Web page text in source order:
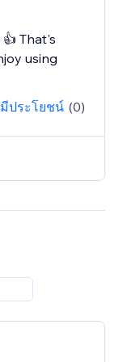
That's
using
มีประโยชน์ (0)